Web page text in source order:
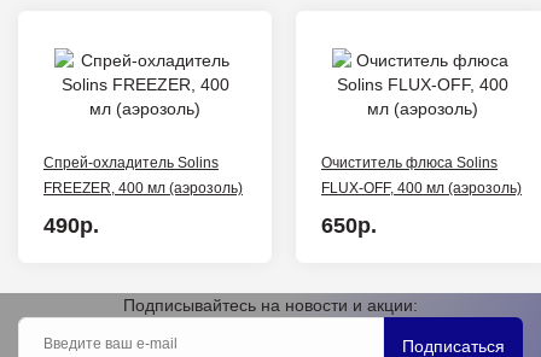
Спрей-охладитель Solins
FREEZER, 400 мл (аэрозоль)
490р.
Очиститель флюса Solins
FLUX-OFF, 400 мл (аэрозоль)
650р.
Подписывайтесь на новости и акции:
Подписаться